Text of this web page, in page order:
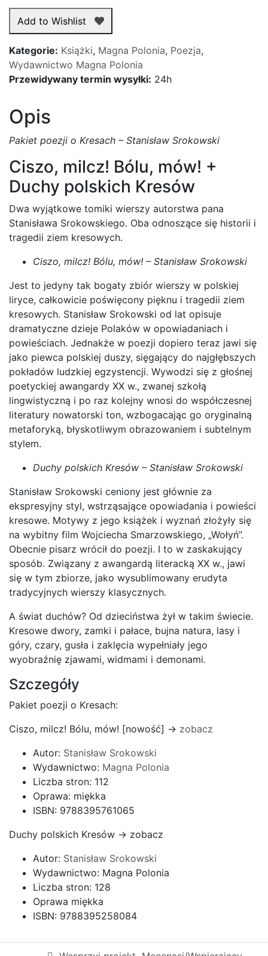
Add to Wishlist
Kategorie: Książki, Magna Polonia, Poezja,
Wydawnictwo Magna Polonia
Przewidywany termin wysyłki: 24h
Opis
Pakiet poezji o Kresach – Stanisław Srokowski
Ciszo, milcz! Bólu, mów! +
Duchy polskich Kresów
Dwa wyjątkowe tomiki wierszy autorstwa pana
Stanisława Srokowskiego. Oba odnoszące się historii i
tragedii ziem kresowych.
Ciszo, milcz! Bólu, mów! – Stanisław Srokowski
Jest to jedyny tak bogaty zbiór wierszy w polskiej
liryce, całkowicie poświęcony pięknu i tragedii ziem
kresowych. Stanisław Srokowski od lat opisuje
dramatyczne dzieje Polaków w opowiadaniach i
powieściach. Jednakże w poezji dopiero teraz jawi się
jako piewca polskiej duszy, sięgający do najgłębszych
pokładów ludzkiej egzystencji. Wywodzi się z głośnej
poetyckiej awangardy XX w., zwanej szkołą
lingwistyczną i po raz kolejny wnosi do współczesnej
literatury nowatorski ton, wzbogacając go oryginalną
metaforyką, błyskotliwym obrazowaniem i subtelnym
stylem.
Duchy polskich Kresów – Stanisław Srokowski
Stanisław Srokowski ceniony jest głównie za
ekspresyjny styl, wstrząsające opowiadania i powieści
kresowe. Motywy z jego książek i wyznań złożyły się
na wybitny film Wojciecha Smarzowskiego, „Wołyń”.
Obecnie pisarz wrócił do poezji. I to w zaskakujący
sposób. Związany z awangardą literacką XX w., jawi
się w tym zbiorze, jako wysublimowany erudyta
tradycyjnych wierszy klasycznych.
A świat duchów? Od dzieciństwa żył w takim świecie.
Kresowe dwory, zamki i pałace, bujna natura, lasy i
góry, czary, gusła i zaklęcia wypełniały jego
wyobraźnię zjawami, widmami i demonami.
Szczegóły
Pakiet poezji o Kresach:
Ciszo, milcz! Bólu, mów! [nowość] -> zobacz
Autor: Stanisław Srokowski
Wydawnictwo: Magna Polonia
Liczba stron: 112
Oprawa: miękka
ISBN: 9788395761065
Duchy polskich Kresów -> zobacz
Autor: Stanisław Srokowski
Wydawnictwo: Magna Polonia
Liczba stron: 128
Oprawa miękka
ISBN: 9788395258084